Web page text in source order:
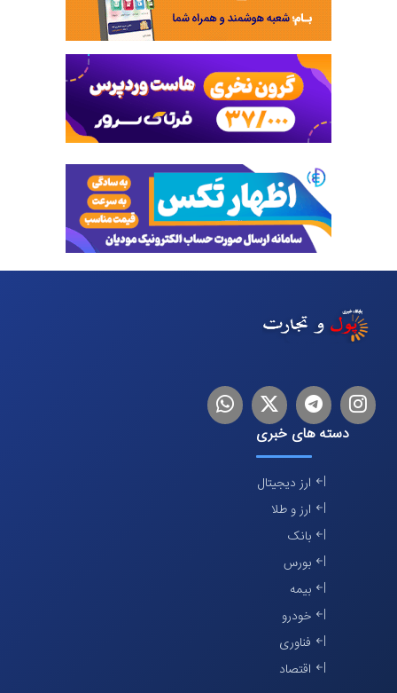
اینستاگرام
تلگرام توییترلینکدین
دسته های خبری
ارز دیجیتال
ارز و طلا
بانک
بورس
بیمه
خودرو
فناوری
اقتصاد